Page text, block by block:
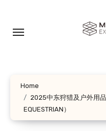
Home
2025中东狩猎及户外用
EQUESTRIAN）